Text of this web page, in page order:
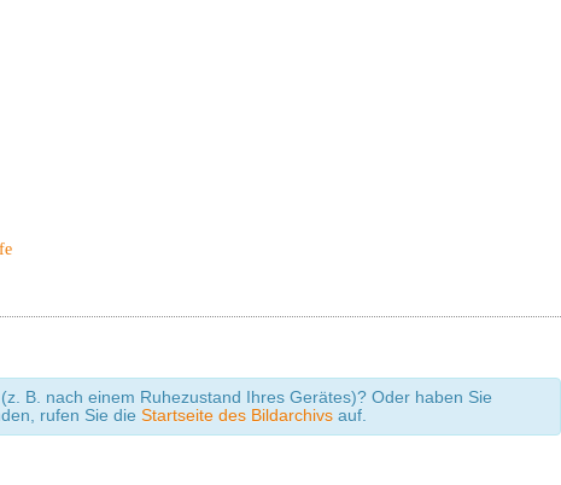
B. nach einem Ruhezustand Ihres Gerätes)? Oder haben Sie
rufen Sie die Startseite des Bildarchivs auf.